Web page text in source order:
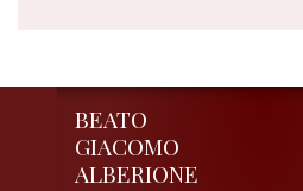
BEATO
GIACOMO
ALBERIONE